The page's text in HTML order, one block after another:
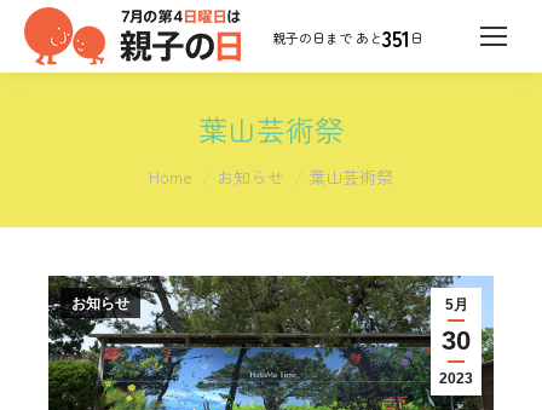
351 日
葉山芸術祭
You are here:
Home お知らせ 葉山芸術祭
5月
30
2023
お知らせ